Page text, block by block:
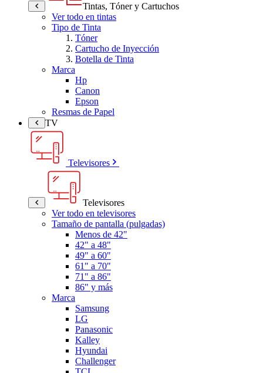
Tintas, Tóner y Cartuchos
Ver todo en tintas
Tipo de Tinta
Tóner
Cartucho de Inyección
Botella de Tinta
Marca
Hp
Canon
Epson
Resmas de Papel
TV
Televisores
Televisores
Ver todo en televisores
Tamaño de pantalla (pulgadas)
Menos de 42"
42" a 48"
49" a 60"
61" a 70"
71" a 86"
86" y más
Marca
Samsung
LG
Panasonic
Kalley
Hyundai
Challenger